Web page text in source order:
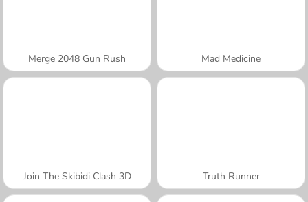
Merge 2048 Gun Rush Mad Medicine
Join The Skibidi Clash 3D Truth Runner